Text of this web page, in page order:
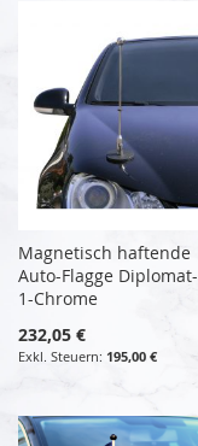
Magnetisch haftende
Auto-Flagge Diplomat-
1-Chrome
232,05 €
195,00 €